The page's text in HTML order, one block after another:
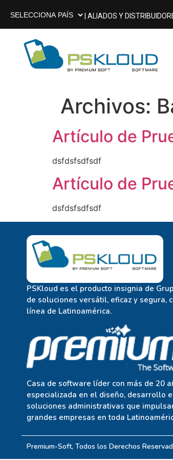
| ALIADOS Y
Archivos:
Artículo de
dsfdsfsdfsdf
Artículo de
dsfdsfsdfsdf
PSKloud es el producto insignia de
de soluciones versátil, eficaz y segura,
línea de Latinoamérica.
Casa de software líder con más de 20
especializada en el diseño, desarrollo
soluciones administrativas que
grandes empresas en toda
Premium-Soft, Todos los Derechos